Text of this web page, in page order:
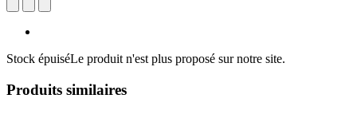
Stock épuiséLe produit n'est plus proposé sur notre site.
Produits similaires